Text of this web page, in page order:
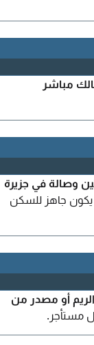
مباشر
وصالة في جزيرة
يكون جاهز للسكن
أو مصدر من
مستأجر.